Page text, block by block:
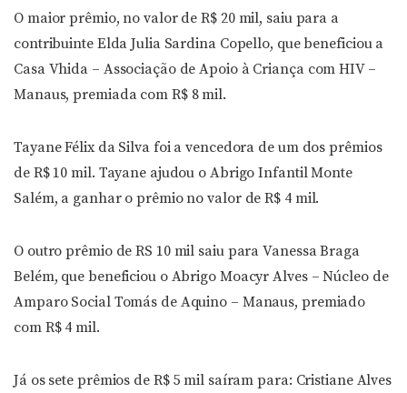
O maior prêmio, no valor de R$ 20 mil, saiu para a
contribuinte Elda Julia Sardina Copello, que beneficiou a
Casa Vhida – Associação de Apoio à Criança com HIV –
Manaus, premiada com R$ 8 mil.
Tayane Félix da Silva foi a vencedora de um dos prêmios
de R$ 10 mil. Tayane ajudou o Abrigo Infantil Monte
Salém, a ganhar o prêmio no valor de R$ 4 mil.
O outro prêmio de RS 10 mil saiu para Vanessa Braga
Belém, que beneficiou o Abrigo Moacyr Alves – Núcleo de
Amparo Social Tomás de Aquino – Manaus, premiado
com R$ 4 mil.
Já os sete prêmios de R$ 5 mil saíram para: Cristiane Alves